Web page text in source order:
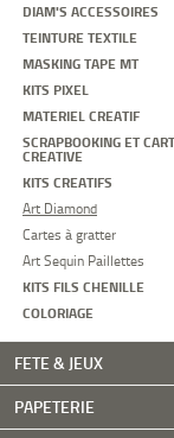
DIAM'S ACCESSOIRES
TEINTURE TEXTILE
MASKING TAPE MT
KITS PIXEL
MATERIEL CREATIF
SCRAPBOOKING ET
CREATIVE
KITS CREATIFS
Art Diamond
Cartes à gratter
Art Sequin Paillettes
KITS FILS CHENILLE
COLORIAGE
FETE & JEUX
PAPETERIE